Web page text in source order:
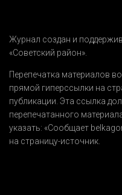
Журнал создан и
«Советский район».
Перепечатка материалов
прямой гиперссылки на
публикации. Эта ссылка
перепечатанного
указать: «Сообщает
на страницу-источник.